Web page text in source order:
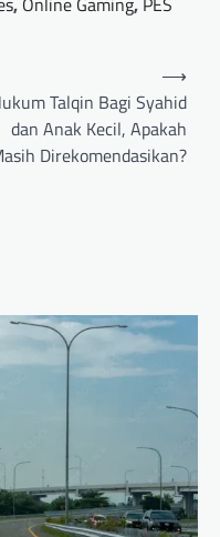
Talqin Bagi Syahid
dan Anak Kecil, Apakah
Direkomendasikan?
⟶